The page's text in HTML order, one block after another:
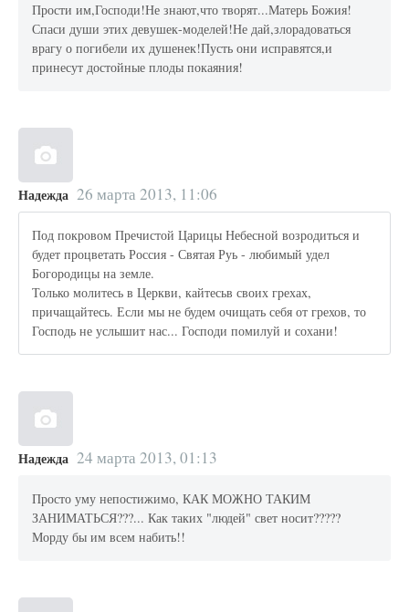
Прости им,Господи!Не знают,что творят...Матерь Божия!
Спаси души этих девушек-моделей!Не дай,злорадоваться
врагу о погибели их душенек!Пусть они исправятся,и
принесут достойные плоды покаяния!
Надежда 26 марта 2013, 11:06
Под покровом Пречистой Царицы Небесной возродиться и
будет процветать Россия - Святая Руь - любимый удел
Богородицы на земле.
Только молитесь в Церкви, кайтесьв своих грехах,
причащайтесь. Если мы не будем очищать себя от грехов, то
Господь не услышит нас... Господи помилуй и сохани!
Надежда 24 марта 2013, 01:13
Просто уму непостижимо, КАК МОЖНО ТАКИМ
ЗАНИМАТЬСЯ???... Как таких "людей" свет носит?????
Морду бы им всем набить!!